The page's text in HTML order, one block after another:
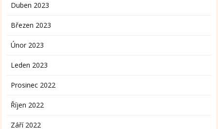
Duben 2023
Březen 2023
Únor 2023
Leden 2023
Prosinec 2022
Říjen 2022
Září 2022